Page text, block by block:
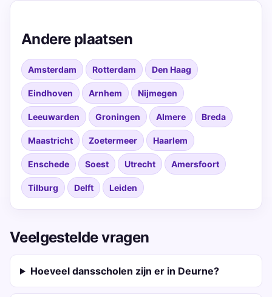
Andere plaatsen
Amsterdam Rotterdam Den Haag
Eindhoven Arnhem Nijmegen
Leeuwarden Groningen Almere Breda
Maastricht Zoetermeer Haarlem
Enschede Soest Utrecht Amersfoort
Tilburg Delft Leiden
Veelgestelde vragen
Hoeveel dansscholen zijn er in Deurne?